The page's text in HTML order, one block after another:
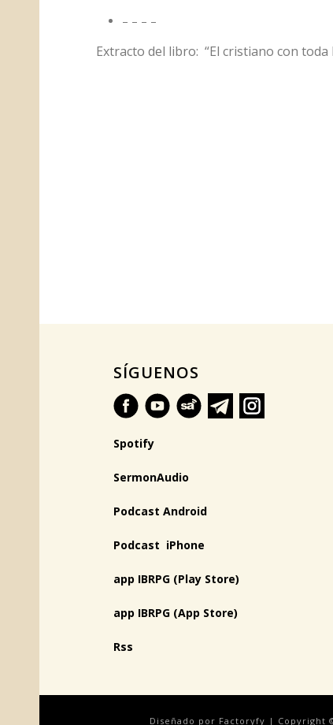
– – – –
Extracto del libro: “El cristiano con
SÍGUENOS
Spotify
SermonAudio
Podcast Android
Podcast iPhone
app IBRPG (Play Store)
app IBRPG (App Store)
Rss
Diseñado por Factoryfy | Copyright